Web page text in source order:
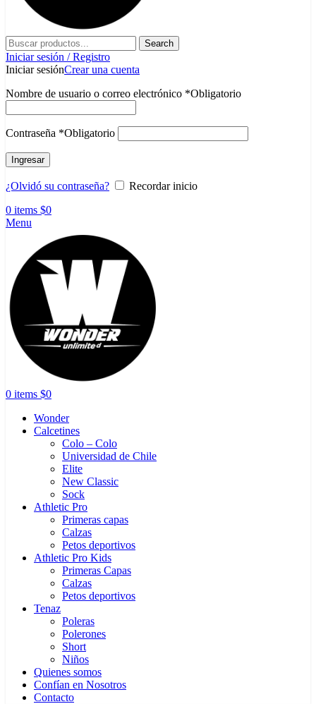
Search
Iniciar sesión / Registro
Iniciar sesiónCrear una cuenta
Nombre de usuario o correo electrónico *Obligatorio
Contraseña *Obligatorio
Ingresar
¿Olvidó su contraseña?
Recordar inicio
0 items $0
Menu
0 items $0
Wonder
Calcetines
Colo – Colo
Universidad de Chile
Elite
New Classic
Sock
Athletic Pro
Primeras capas
Calzas
Petos deportivos
Athletic Pro Kids
Primeras Capas
Calzas
Petos deportivos
Tenaz
Poleras
Polerones
Short
Niños
Quienes somos
Confían en Nosotros
Contacto